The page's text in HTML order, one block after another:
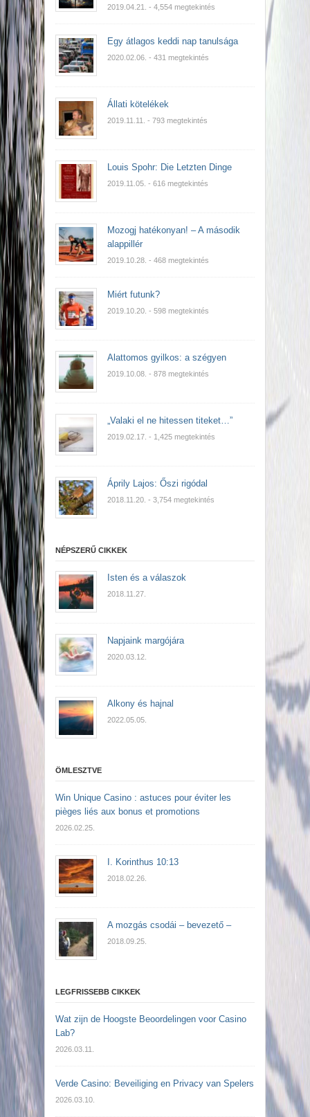
2019.04.21. - 4,554 megtekintés
Egy átlagos keddi nap tanulsága
2020.02.06. - 431 megtekintés
Állati kötelékek
2019.11.11. - 793 megtekintés
Louis Spohr: Die Letzten Dinge
2019.11.05. - 616 megtekintés
Mozogj hatékonyan! – A második
alappillér
2019.10.28. - 468 megtekintés
Miért futunk?
2019.10.20. - 598 megtekintés
Alattomos gyilkos: a szégyen
2019.10.08. - 878 megtekintés
„Valaki el ne hitessen titeket…”
2019.02.17. - 1,425 megtekintés
Áprily Lajos: Őszi rigódal
2018.11.20. - 3,754 megtekintés
NÉPSZERŰ CIKKEK
Isten és a válaszok
2018.11.27.
Napjaink margójára
2020.03.12.
Alkony és hajnal
2022.05.05.
ÖMLESZTVE
Win Unique Casino : astuces pour éviter les
pièges liés aux bonus et promotions
2026.02.25.
I. Korinthus 10:13
2018.02.26.
A mozgás csodái – bevezető –
2018.09.25.
LEGFRISSEBB CIKKEK
Wat zijn de Hoogste Beoordelingen voor Casino
Lab?
2026.03.11.
Verde Casino: Beveiliging en Privacy van Spelers
2026.03.10.